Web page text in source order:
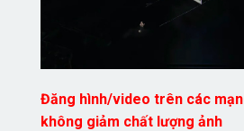
Đăng hình/video trên các
không giảm chất lượng ảnh